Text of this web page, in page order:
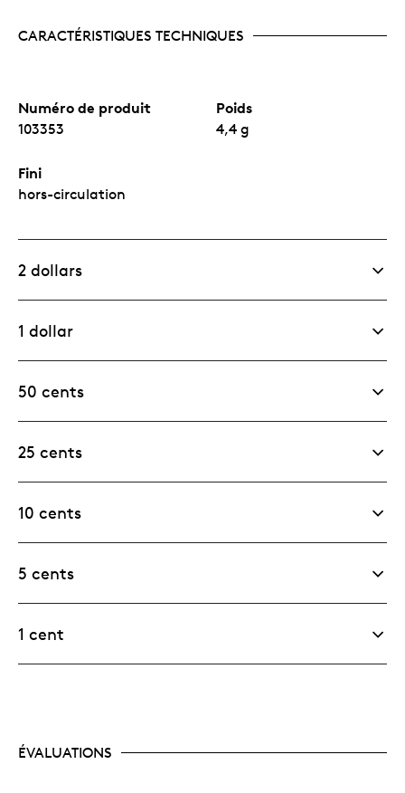
CARACTÉRISTIQUES TECHNIQUES
Numéro de produit
103353
Poids
4,4 g
Fini
hors-circulation
2 dollars
1 dollar
50 cents
25 cents
10 cents
5 cents
1 cent
ÉVALUATIONS